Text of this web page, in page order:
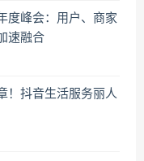
度峰会：用户、商家
速融合
！抖音生活服务丽人